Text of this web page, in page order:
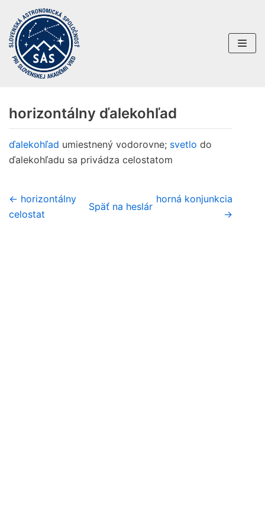
Preskočiť
na
obsah
horizontálny ďalekohľad
ďalekohľad umiestnený vodorovne; svetlo do
ďalekohľadu sa privádza celostatom
← horizontálny
celostat
Späť na heslár
horná konjunkcia
→